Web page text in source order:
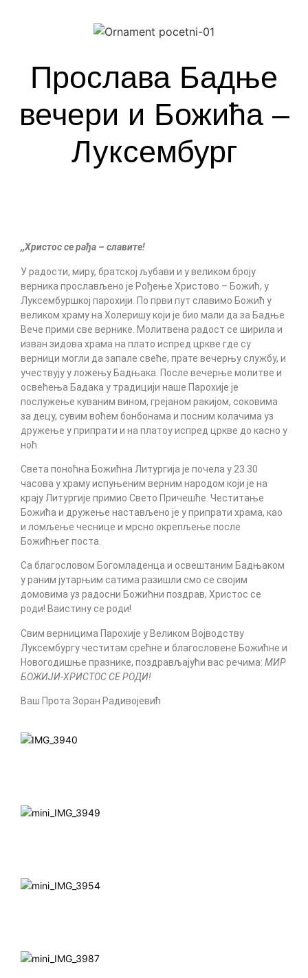
Прослава Бадње
вечери и Божића –
Луксембург
,,Христос се рађа – славите!
У радости, миру, братској љубави и у великом броју
верника прослављено је Рођење Христово – Божић, у
Луксембуршкој парохији. По први пут славимо Божић у
великом храму на Холеришу који је био мали да за Бадње
Вече прими све вернике. Молитвена радост се ширила и
изван зидова храма на плато испред цркве где су
верници могли да запале свеће, прате вечерњу службу, и
учествују у ложењу Бадњака. После вечерње молитве и
освећења Бадака у традицији наше Парохије је
послужење куваним вином, грејаном ракијом, соковима
за децу, сувим воћем бонбонама и посним колачима уз
дружење у припрати и на платоу испред цркве до касно у
ноћ.
Света поноћна Божићна Литургија је почела у 23.30
часова у храму испуњеним верним народом који је на
крају Литургије примио Свето Причешће. Честитање
Божића и дружење настављено је у припрати храма, као
и ломљење чеснице и мрсно окрепљење после
Божићњег поста.
Са благословом Богомладенца и освештаним Бадњаком
у раним јутарњим сатима разишли смо се својим
домовима уз радосни Божићни поздрав, Христос се
роди! Ваистину се роди!
Свим верницима Парохије у Великом Војводству
Луксембургу честитам срећне и благословене Божићне и
Новогодишње празнике, поздрављајући вас речима: МИР
БОЖИЈИ-ХРИСТОС СЕ РОДИ!
Ваш Прота Зоран Радивојевић